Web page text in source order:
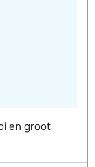
en groot